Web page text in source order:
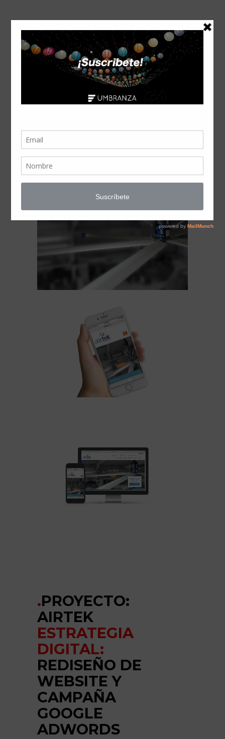
AIRTEK
.PROYECTO:
AIRTEK
ESTRATEGIA
DIGITAL:
REDISEÑO DE
WEBSITE Y
CAMPAÑA
GOOGLE
ADWORDS